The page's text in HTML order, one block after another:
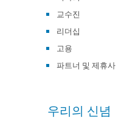
교수진
리더십
고용
파트너 및 제휴사
우리의 신념